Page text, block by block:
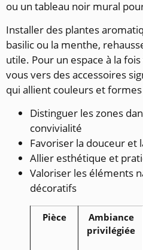
ou un tableau noir mural
Installer des plantes
basilic ou la menthe,
utile. Pour un espace à la
vous vers des accessoires
qui allient couleurs et
Distinguer les zones
convivialité
Favoriser la douceur et
Allier esthétique et
Valoriser les éléments
décoratifs
Pièce
Ambiance
privilégiée